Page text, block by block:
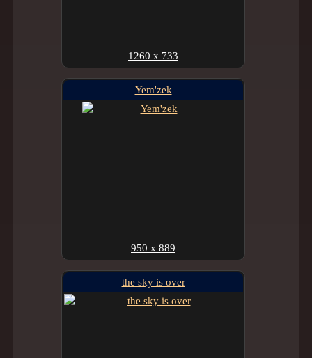
1260 x 733
Yem'zek
950 x 889
the sky is over